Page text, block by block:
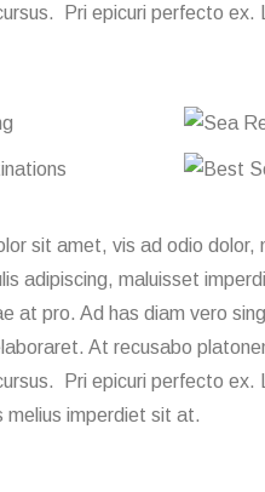
Pri epicuri perfecto ex.
sit amet, vis ad odio
adipiscing, maluisset
at pro. Ad has diam vero
At recusabo
Pri epicuri perfecto ex.
imperdiet sit at.